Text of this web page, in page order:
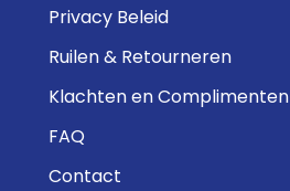
Privacy Beleid
Ruilen & Retourneren
Klachten en Complimenten
FAQ
Contact